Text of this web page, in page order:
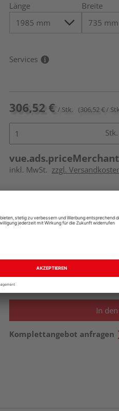
Länge Breite
Services
306,52 € / Stk. (306,52 € /
Stk.
inkl. MwSt. zzgl.
Ihr Standort ist nicht im
Auf Vorbestellung:
In
Komplettangebot anfragen